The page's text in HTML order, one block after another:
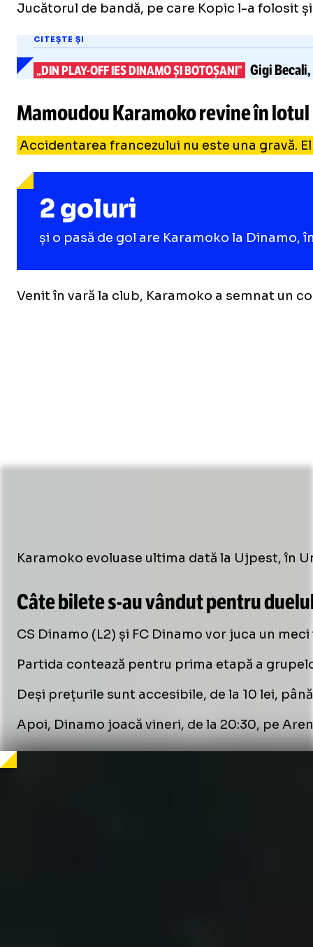
Jucătorul de bandă, pe care Kopic l-a folosit
CITEȘTE ȘI
„DINPLAY-OFFIES DINAMO ȘI BOTOȘANI” Gigi
Mamoudou Karamoko revine în
Accidentarea francezului nu este una gravă.
2 goluri
și o pasă de gol are Karamoko la Dinamo,
Venit în vară la club, Karamoko a semnat un
Karamoko evoluase ultima dată la Ujpest, în
Câte biletes-auvândut pentru duelul
CS Dinamo (L2) și FC Dinamo vor juca un
Partida contează pentru prima etapă a
Deși prețurile sunt accesibile, de la 10 lei,
Apoi, Dinamo joacă vineri, de la 20:30, pe